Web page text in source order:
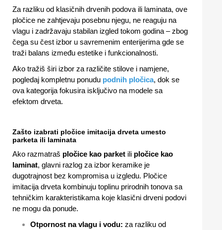
Za razliku od klasičnih drvenih podova ili laminata, ove
pločice ne zahtjevaju posebnu njegu, ne reaguju na
vlagu i zadržavaju stabilan izgled tokom godina – zbog
čega su čest izbor u savremenim enterijerima gde se
traži balans između estetike i funkcionalnosti.
Ako tražiš širi izbor za različite stilove i namjene,
pogledaj kompletnu ponudu podnih pločica, dok se
ova kategorija fokusira isključivo na modele sa
efektom drveta.
Zašto izabrati pločice imitacija drveta umesto
parketa ili laminata
Ako razmatraš pločice kao parket ili pločice kao
laminat, glavni razlog za izbor keramike je
dugotrajnost bez kompromisa u izgledu. Pločice
imitacija drveta kombinuju toplinu prirodnih tonova sa
tehničkim karakteristikama koje klasični drveni podovi
ne mogu da ponude.
Otpornost na vlagu i vodu: za razliku od